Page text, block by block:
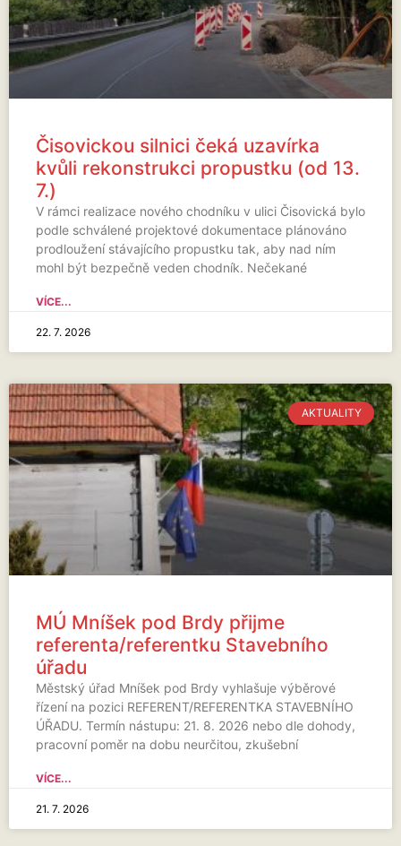
Čisovickou silnici čeká uzavírka
kvůli rekonstrukci propustku (od 13.
7.)
V rámci realizace nového chodníku v ulici Čisovická bylo
podle schválené projektové dokumentace plánováno
prodloužení stávajícího propustku tak, aby nad ním
mohl být bezpečně veden chodník. Nečekané
VÍCE...
22. 7. 2026
AKTUALITY
MÚ Mníšek pod Brdy přijme
referenta/referentku Stavebního
úřadu
Městský úřad Mníšek pod Brdy vyhlašuje výběrové
řízení na pozici REFERENT/REFERENTKA STAVEBNÍHO
ÚŘADU. Termín nástupu: 21. 8. 2026 nebo dle dohody,
pracovní poměr na dobu neurčitou, zkušební
VÍCE...
21. 7. 2026